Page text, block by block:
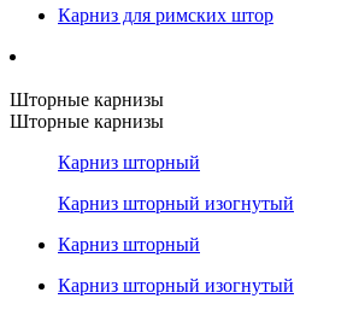
Карниз для римских штор
Шторные карнизы
Шторные карнизы
Карниз шторный
Карниз шторный изогнутый
Карниз шторный
Карниз шторный изогнутый